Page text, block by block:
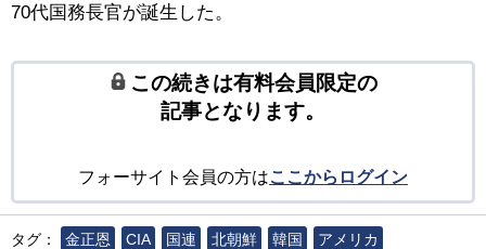
70代国務長官が誕生した。
この続きは有料会員限定の
記事となります。
フォーサイト会員の方はここからログイン
タグ： 金正恩 CIA 国連 北朝鮮 韓国
アメリカ